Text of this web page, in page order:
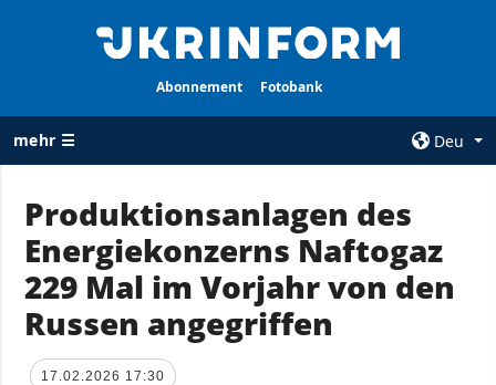
Abonnement Fotobank
mehr ☰
Deu
ALLE
RUBRIKEN
Krieg
Wiederaufbau
der Ukraine
AGENTUR
Über uns
Kontakte
Produktionsanlagen des
Energiekonzerns Naftogaz
229 Mal im Vorjahr von den
Russen angegriffen
17.02.2026 17:30